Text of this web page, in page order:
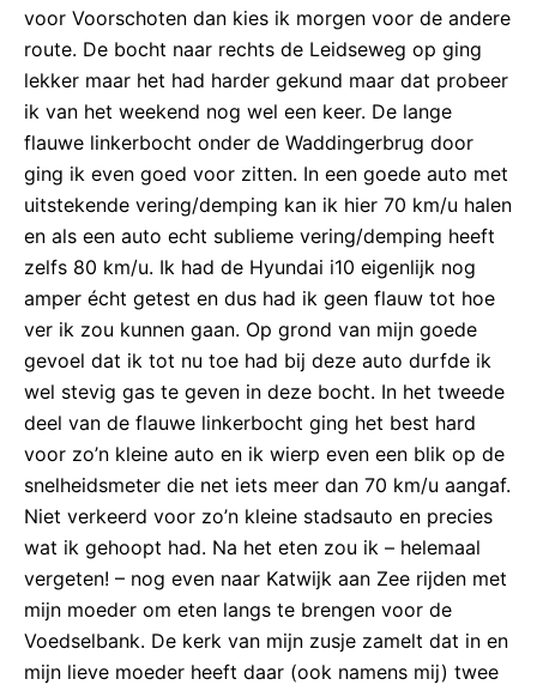
voor Voorschoten dan kies ik morgen voor de andere
route. De bocht naar rechts de Leidseweg op ging
lekker maar het had harder gekund maar dat probeer
ik van het weekend nog wel een keer. De lange
flauwe linkerbocht onder de Waddingerbrug door
ging ik even goed voor zitten. In een goede auto met
uitstekende vering/demping kan ik hier 70 km/u halen
en als een auto echt sublieme vering/demping heeft
zelfs 80 km/u. Ik had de Hyundai i10 eigenlijk nog
amper écht getest en dus had ik geen flauw tot hoe
ver ik zou kunnen gaan. Op grond van mijn goede
gevoel dat ik tot nu toe had bij deze auto durfde ik
wel stevig gas te geven in deze bocht. In het tweede
deel van de flauwe linkerbocht ging het best hard
voor zo’n kleine auto en ik wierp even een blik op de
snelheidsmeter die net iets meer dan 70 km/u aangaf.
Niet verkeerd voor zo’n kleine stadsauto en precies
wat ik gehoopt had. Na het eten zou ik – helemaal
vergeten! – nog even naar Katwijk aan Zee rijden met
mijn moeder om eten langs te brengen voor de
Voedselbank. De kerk van mijn zusje zamelt dat in en
mijn lieve moeder heeft daar (ook namens mij) twee